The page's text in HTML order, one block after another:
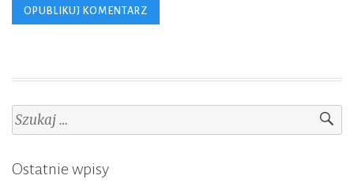
Szukaj:
Ostatnie wpisy